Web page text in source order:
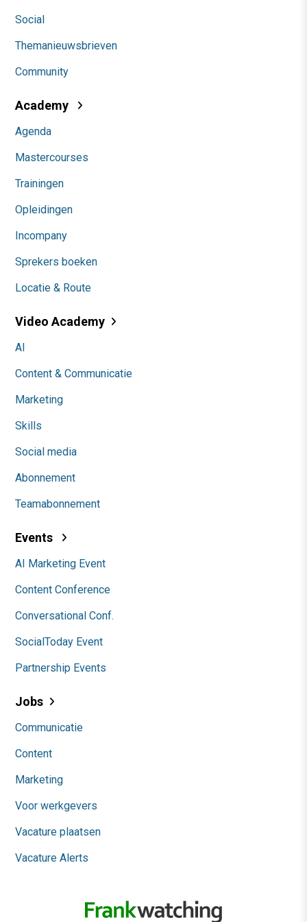
Social
Themanieuwsbrieven
Community
Academy
Agenda
Mastercourses
Trainingen
Opleidingen
Incompany
Sprekers boeken
Locatie & Route
Video Academy
AI
Content & Communicatie
Marketing
Skills
Social media
Abonnement
Teamabonnement
Events
AI Marketing Event
Content Conference
Conversational Conf.
SocialToday Event
Partnership Events
Jobs
Communicatie
Content
Marketing
Voor werkgevers
Vacature plaatsen
Vacature Alerts